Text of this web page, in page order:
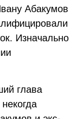
Абакумов
Изначально
глава